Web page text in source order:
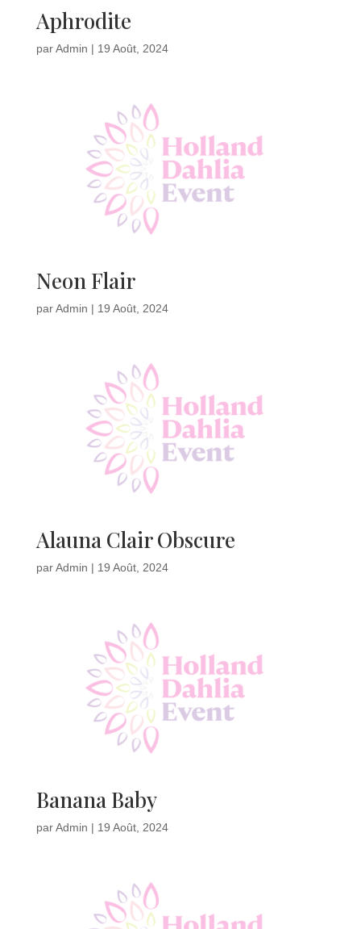
Aphrodite
parAdmin | 19 Août, 2024
Neon Flair
parAdmin | 19 Août, 2024
Alauna Clair Obscure
parAdmin | 19 Août, 2024
Banana Baby
parAdmin | 19 Août, 2024